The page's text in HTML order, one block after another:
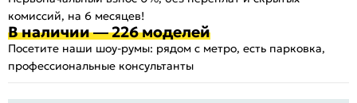
комиссий, на 6 месяцев!
В наличии — 226 моделей
Посетите наши шоу-румы: рядом с метро, есть парковка,
профессиональные консультанты